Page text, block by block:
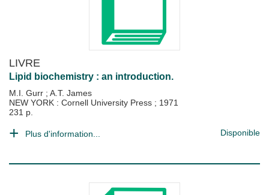
LIVRE
Lipid biochemistry : an introduction.
M.I. Gurr ; A.T. James
NEW YORK : Cornell University Press ; 1971
231 p.
Plus d'information... Disponible